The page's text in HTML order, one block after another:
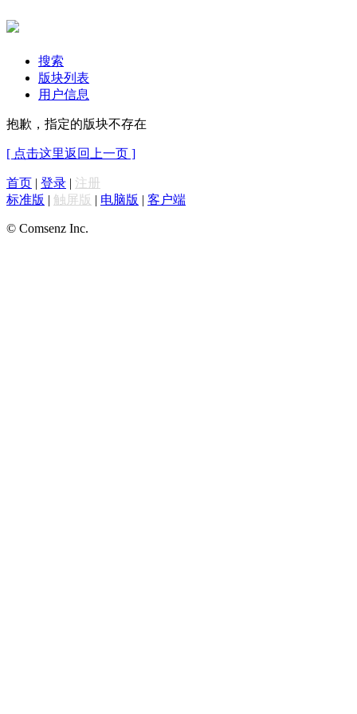
搜索
版块列表
用户信息
抱歉，指定的版块不存在
[ 点击这里返回上一页 ]
首页 | 登录 | 注册
标准版 | 触屏版 | 电脑版 | 客户端
© Comsenz Inc.